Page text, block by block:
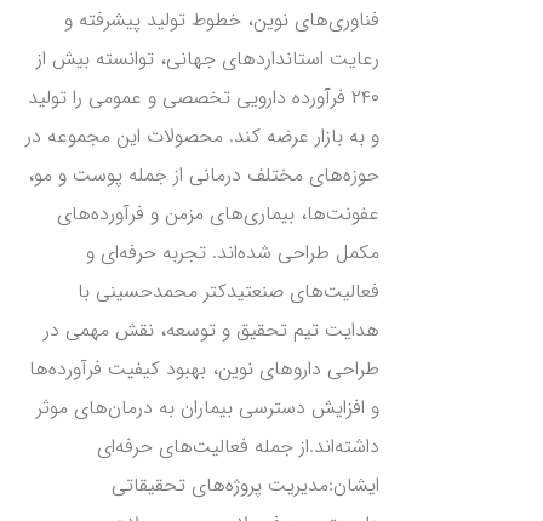
فناوری‌های نوین، خطوط تولید پیشرفته و
رعایت استانداردهای جهانی، توانسته بیش از
۲۴۰ فرآورده دارویی تخصصی و عمومی را تولید
و به بازار عرضه کند. محصولات این مجموعه در
حوزه‌های مختلف درمانی از جمله پوست و مو،
عفونت‌ها، بیماری‌های مزمن و فرآورده‌های
مکمل طراحی شده‌اند. تجربه حرفه‌ای و
فعالیت‌های صنعتیدکتر محمدحسینی با
هدایت تیم تحقیق و توسعه، نقش مهمی در
طراحی داروهای نوین، بهبود کیفیت فرآورده‌ها
و افزایش دسترسی بیماران به درمان‌های موثر
داشته‌اند.از جمله فعالیت‌های حرفه‌ای
ایشان:مدیریت پروژه‌های تحقیقاتی